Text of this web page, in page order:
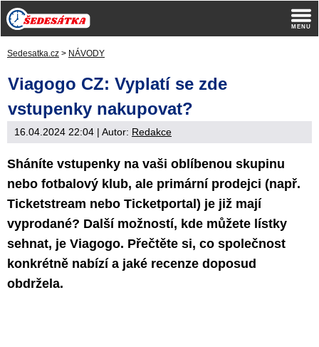
Sedesatka.cz > NÁVODY
Viagogo CZ: Vyplatí se zde
vstupenky nakupovat?
16.04.2024 22:04 | Autor: Redakce
Sháníte vstupenky na vaši oblíbenou skupinu
nebo fotbalový klub, ale primární prodejci (např.
Ticketstream nebo Ticketportal) je již mají
vyprodané? Další možností, kde můžete lístky
sehnat, je Viagogo. Přečtěte si, co společnost
konkrétně nabízí a jaké recenze doposud
obdržela.